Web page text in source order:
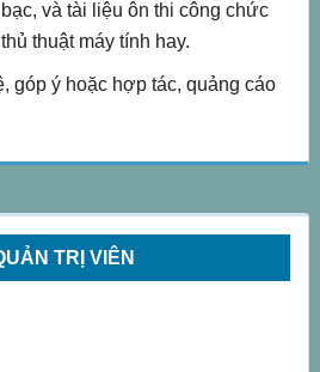
và tài liệu ôn thi công chức
thuật máy tính hay.
góp ý hoặc hợp tác, quảng cáo
TRỊ VIÊN